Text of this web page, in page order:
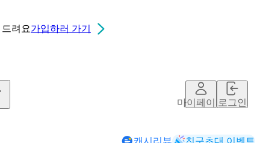
드려요가입하러 가기
마이페이지로그인
캐시리뷰 친구초대 이벤트